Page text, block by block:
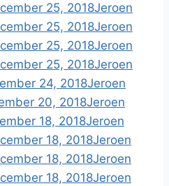
25, 2018Jeroen
25, 2018Jeroen
25, 2018Jeroen
25, 2018Jeroen
24, 2018Jeroen
20, 2018Jeroen
18, 2018Jeroen
18, 2018Jeroen
18, 2018Jeroen
18, 2018Jeroen